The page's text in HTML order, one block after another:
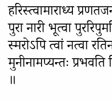
हरिस्त्वामाराध्य
पुरा नारी भूत्वा
स्मरोऽपि त्वां नत्वा
मुनीनामप्यन्तः
॥